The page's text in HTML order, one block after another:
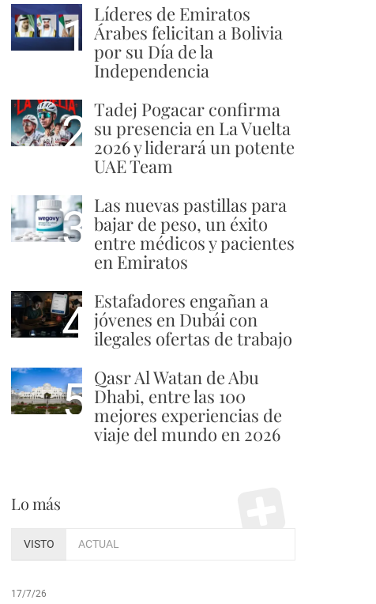
1 Líderes de Emiratos
Árabes felicitan a Bolivia
por su Día de la
Independencia
2 Tadej Pogacar confirma
su presencia en La Vuelta
2026 y liderará un potente
UAE Team
3 Las nuevas pastillas para
bajar de peso, un éxito
entre médicos y pacientes
en Emiratos
4 Estafadores engañan a
jóvenes en Dubái con
ilegales ofertas de trabajo
5 Qasr Al Watan de Abu
Dhabi, entre las 100
mejores experiencias de
viaje del mundo en 2026
Lo más
VISTO ACTUAL
17/7/26